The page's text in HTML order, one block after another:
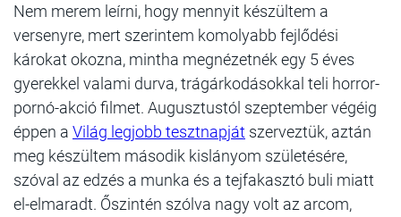
Nem merem leírni, hogy mennyit készültem a
versenyre, mert szerintem komolyabb fejlődési
károkat okozna, mintha megnézetnék egy 5 éves
gyerekkel valami durva, trágárkodásokkal teli horror-
pornó-akció filmet. Augusztustól szeptember végéig
éppen a Világ legjobb tesztnapját szerveztük, aztán
meg készültem második kislányom születésére,
szóval az edzés a munka és a tejfakasztó buli miatt
el-elmaradt. Őszintén szólva nagy volt az arcom,